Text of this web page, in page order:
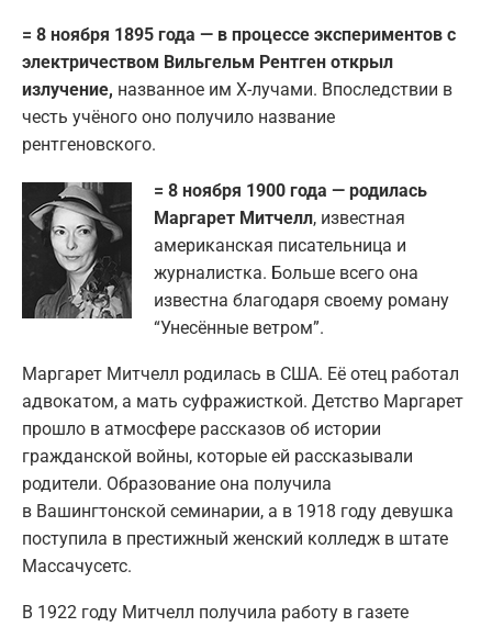
= 8 ноября 1895 года — в процессе экспериментов с
электричеством Вильгельм Рентген открыл
излучение, названное им X-лучами. Впоследствии в
честь учёного оно получило название
рентгеновского.
= 8 ноября 1900 года — родилась
Маргарет Митчелл, известная
американская писательница и
журналистка. Больше всего она
известна благодаря своему роману
“Унесённые ветром”.
Маргарет Митчелл родилась в США. Её отец работал
адвокатом, а мать суфражисткой. Детство Маргарет
прошло в атмосфере рассказов об истории
гражданской войны, которые ей рассказывали
родители. Образование она получила
в Вашингтонской семинарии, а в 1918 году девушка
поступила в престижный женский колледж в штате
Массачусетс.
В 1922 году Митчелл получила работу в газете